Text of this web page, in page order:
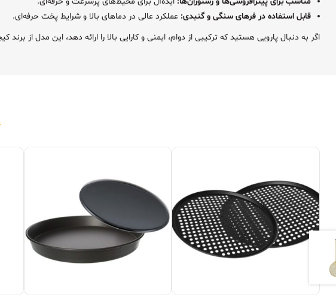
قابل استفاده در فرهای سنگی و گنبدی: عملکرد عالی در دماهای بالا و شرایط پخت حرفه‌ای.
اگر به دنبال پارویی هستید که ترکیبی از دوام، ایمنی و کارایی بالا را ارائه دهد، این مدل از